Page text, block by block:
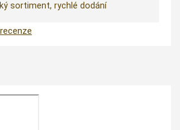
sortiment, rychlé dodání